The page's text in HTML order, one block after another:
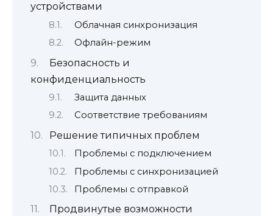
устройствами
Облачная синхронизация
Офлайн-режим
Безопасность и
конфиденциальность
Защита данных
Соответствие требованиям
Решение типичных проблем
Проблемы с подключением
Проблемы с синхронизацией
Проблемы с отправкой
Продвинутые возможности